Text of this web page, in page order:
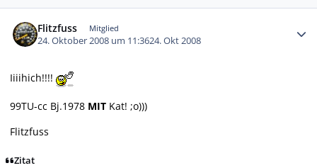
Flitzfuss Mitglied
24. Oktober 2008 um 11:3624. Okt 2008
Iiiihich!!!!
99TU-cc Bj.1978 MIT Kat! ;o)))
Flitzfuss
Zitat